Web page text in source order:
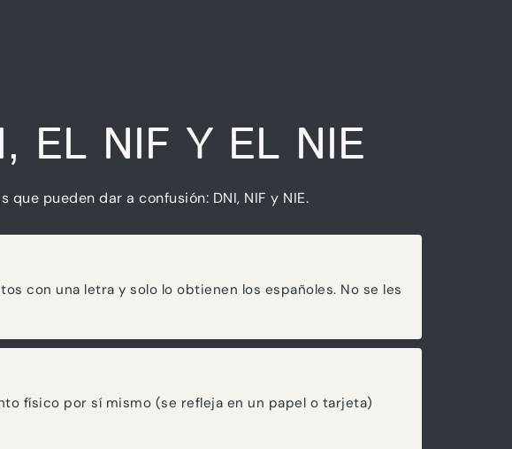
EL NIF Y EL NIE
pueden dar a confusión: DNI, NIF y NIE.
con una letra y solo lo obtienen los españoles. No se les
físico por sí mismo (se refleja en un papel o tarjeta)